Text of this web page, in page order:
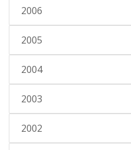
2006
2005
2004
2003
2002